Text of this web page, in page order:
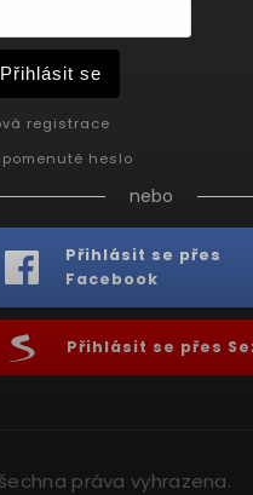
Přihlásit se
registrace
heslo
nebo
Přihlásit se přes
Facebook
Přihlásit se přes
práva vyhrazena.